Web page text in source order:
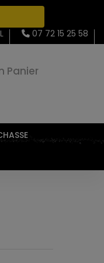
07 72 15 25 58
Panier